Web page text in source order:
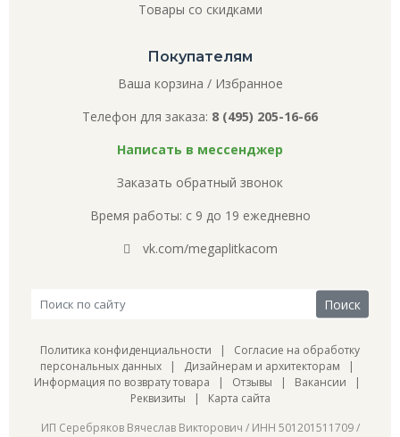
Товары со скидками
Покупателям
Ваша корзина / Избранное
Телефон для заказа: 8 (495) 205-16-66
Написать в мессенджер
Заказать обратный звонок
Время работы: с 9 до 19 ежедневно
vk.com/megaplitkacom
Политика конфиденциальности | Согласие на обработку
персональных данных | Дизайнерам и архитекторам |
Информация по возврату товара | Отзывы | Вакансии |
Реквизиты | Карта сайта
ИП Серебряков Вячеслав Викторович / ИНН 501201511709 /